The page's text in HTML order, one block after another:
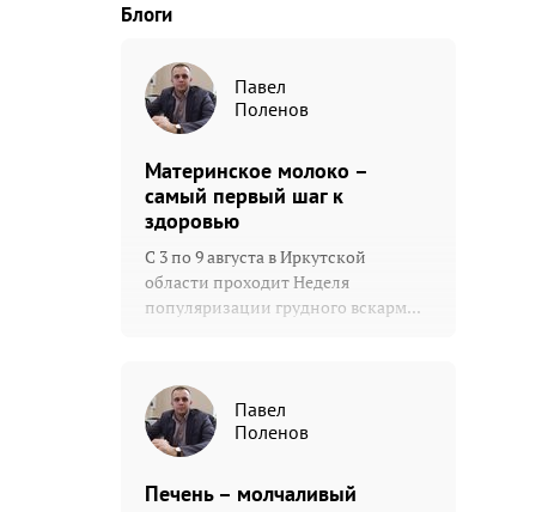
Блоги
Павел
Поленов
Материнское молоко –
самый первый шаг к
здоровью
С 3 по 9 августа в Иркутской
области проходит Неделя
популяризации грудного вскарм...
Павел
Поленов
Печень – молчаливый